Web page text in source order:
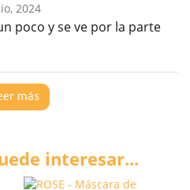
2024
poco y se ve por la parte
más
interesar...